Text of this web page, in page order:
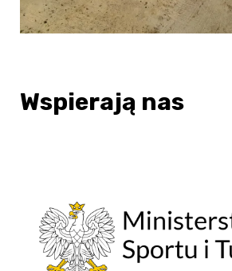
Wspierają nas